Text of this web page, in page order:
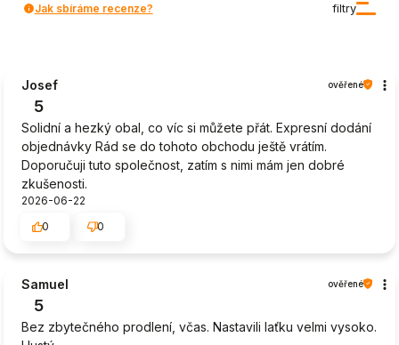
filtry
Jak sbíráme recenze?
Josef ověřené
5
Solidní a hezký obal, co víc si můžete přát. Expresní dodání
objednávky Rád se do tohoto obchodu ještě vrátím.
Doporučuji tuto společnost, zatím s nimi mám jen dobré
zkušenosti.
2026-06-22
0
0
Samuel ověřené
5
Bez zbytečného prodlení, včas. Nastavili laťku velmi vysoko.